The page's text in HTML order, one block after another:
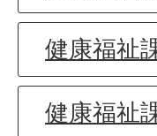
健康福祉
健康福祉